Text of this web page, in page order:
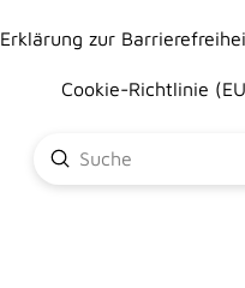
Erklärung zur
Cookie-Richtlinie
Search
Submit